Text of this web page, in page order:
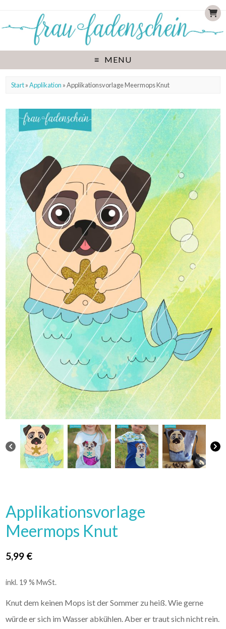
MENU
Start»Applikation » Applikationsvorlage Meermops Knut
Applikationsvorlage
Meermops Knut
5,99 €
inkl. 19 % MwSt.
Knut dem keinen Mops ist der Sommer zu heiß. Wie gerne
würde er sich im Wasser abkühlen. Aber er traut sich nicht rein.